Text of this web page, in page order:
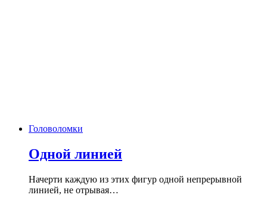
Головоломки
Одной линией
Начерти каждую из этих фигур одной непрерывной
линией, не отрывая…